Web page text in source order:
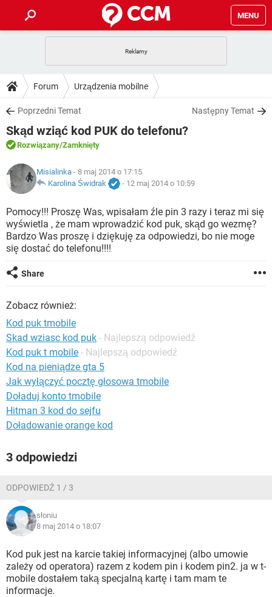
MENU
GRY WHATSAPP
SPOTIFY
INSTAGRAM FACEBOOK
WINDOWS 10
PORADY
PlayStation TIKTOK
SPOTIFY
INSTAGRAM
WINDOWS 10
DO POBRANIA
ANDROID TIKTOK
GRY
IOS
INSTAGRAM
WINDOWS 10
FORUM
COVID-19
GRY WHATSAPP
INSTAGRAM FACEBOOK
WINDOWS 10
ARTYKUŁY
COVID-19
GRY WHATSAPP
SPOTIFY NETFLIX
INSTAGRAM
WINDOWS 10
Forum Urządzenia mobilne
Poprzedni Temat Następny Temat
Skąd wziąć kod PUK do telefonu?
Rozwiązany/Zamknięty
Misialinka - 8 maj 2014 o 17:15
Karolina Świdrak
- 12 maj 2014 o 10:59
Pomocy!!! Proszę Was, wpisałam źle pin 3 razy i teraz mi się
wyświetla , że mam wprowadzić kod puk, skąd go wezmę?
Bardzo Was proszę i dziękuję za odpowiedzi, bo nie moge
się dostać do telefonu!!!!
Share
Zobacz również:
Kod puk tmobile
Skad wziasc kod puk - Najlepszą odpowiedź
Kod puk t mobile - Najlepszą odpowiedź
Kod na pieniądze gta 5
Jak wyłączyć pocztę głosowa tmobile
Doładuj konto tmobile
Hitman 3 kod do sejfu
Doładowanie orange kod
3 odpowiedzi
ODPOWIEDŹ 1 / 3
słoniu
8 maj 2014 o 18:07
Kod puk jest na karcie takiej informacyjnej (albo umowie
zależy od operatora) razem z kodem pin i kodem pin2. ja w t-
mobile dostałem taką specjalną kartę i tam mam te
informacje.